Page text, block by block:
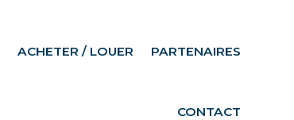
ACHETER / LOUER PARTENAIRES
CONTACT